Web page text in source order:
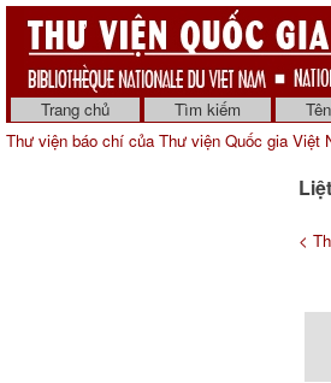
Trang chủ Tìm kiếm
Thư viện báo chí của Thư viện Quốc gia Việt
<